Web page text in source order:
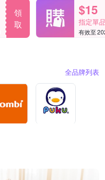
領
取
$15
指定單
有效至
全品牌列表